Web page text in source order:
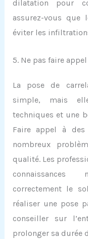
dilatation pour
assurez-vous que
éviter les
5. Ne pas faire
La pose de
simple, mais
techniques et une
Faire appel à
nombreux
qualité. Les
connaissances
correctement le
réaliser une pose
conseiller sur
prolonger sa durée